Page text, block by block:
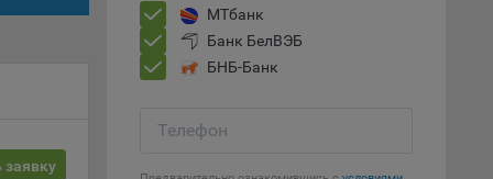
заявку
МТбанк
Банк БелВЭБ
БНБ-Банк
Телефон